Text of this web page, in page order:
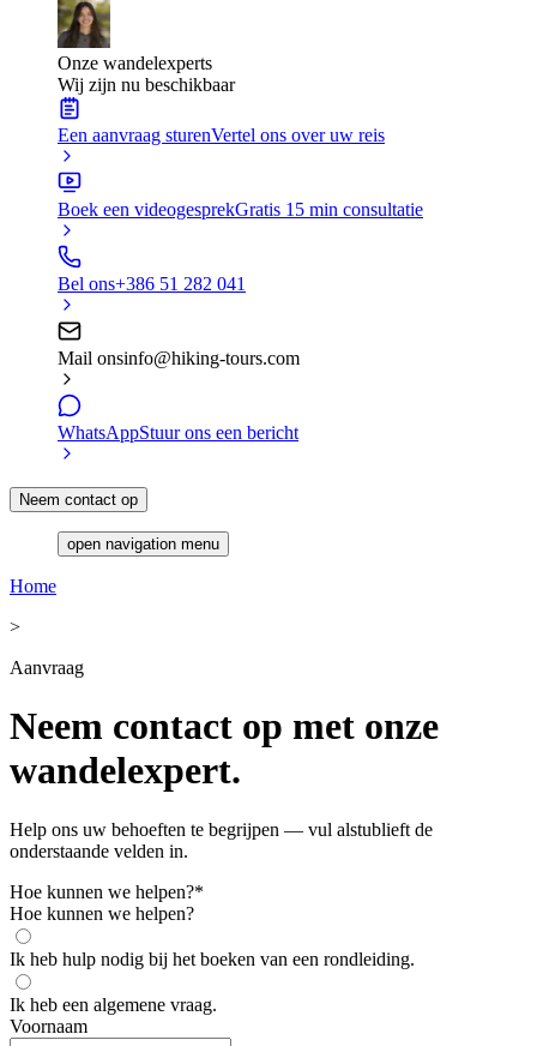
Onze wandelexperts
Wij zijn nu beschikbaar
Een aanvraag sturenVertel ons over uw reis
Boek een videogesprekGratis 15 min consultatie
Bel ons+386 51 282 041
Mail onsinfo@hiking-tours.com
WhatsAppStuur ons een bericht
Neem contact op
open navigation menu
Home
>
Aanvraag
Neem contact op met onze
wandelexpert.
Help ons uw behoeften te begrijpen — vul alstublieft de
onderstaande velden in.
Hoe kunnen we helpen?*
Hoe kunnen we helpen?
Ik heb hulp nodig bij het boeken van een rondleiding.
Ik heb een algemene vraag.
Voornaam